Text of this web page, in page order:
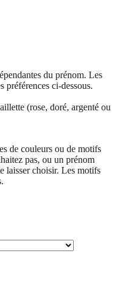
du prénom. Les
préférences ci-dessous.
(rose, doré, argenté ou
de couleurs ou de motifs
pas, ou un prénom
laisser choisir. Les motifs